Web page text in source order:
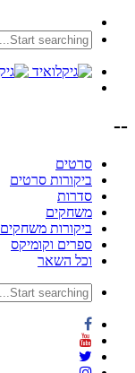
--
סרטים
ביקורות סרטים
סדרות
משחקים
ביקורות משחקים
ספרים וקומיקס
וכל השאר